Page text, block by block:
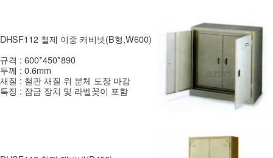
DHSF112 철제 이중 캐비넷(B형,W600)
규격 : 600*450*890
두께 : 0.6mm
재질 : 철판 재질 위 분체 도장 마감
특징 : 잠금 장치 및 라벨꽂이 포함